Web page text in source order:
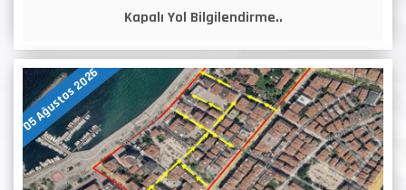
Kapalı Yol Bilgilendirme..
05 Ağustos 2026